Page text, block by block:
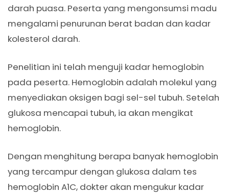
darah puasa. Peserta yang mengonsumsi madu
mengalami penurunan berat badan dan kadar
kolesterol darah.
Penelitian ini telah menguji kadar hemoglobin
pada peserta. Hemoglobin adalah molekul yang
menyediakan oksigen bagi sel-sel tubuh. Setelah
glukosa mencapai tubuh, ia akan mengikat
hemoglobin.
Dengan menghitung berapa banyak hemoglobin
yang tercampur dengan glukosa dalam tes
hemoglobin A1C, dokter akan mengukur kadar